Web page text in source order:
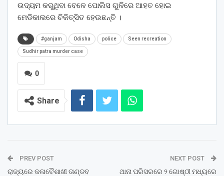
ଉଦ୍ୟମ କରୁଥିବା ବେଳେ ପୋଲିସ ଗୁଳିରେ ଆହତ ହୋଇ
ମେଡିକାଲରେ ଚିକିତ୍ସିତ ହେଉଛନ୍ତି ।
#ganjam Odisha police Seen recreation
Sudhir patra murder case
0
Share
PREV POST
ରାଜ୍ୟରେ କଳାବୈଶାଖୀ ତାଣ୍ଡବ
NEXT POST
ଥାନା ପରିସରରେ ୨ ଗୋଷ୍ଠୀ ମଧ୍ୟରେ